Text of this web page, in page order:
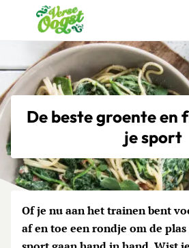
Verse Oogst
De beste groente en
je sport
Of je nu aan het trainen bent
af en toe een rondje om de